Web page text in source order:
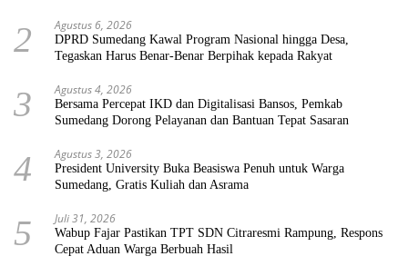
2 Agustus 6, 2026
DPRD Sumedang Kawal Program Nasional hingga Desa,
Tegaskan Harus Benar-Benar Berpihak kepada Rakyat
3 Agustus 4, 2026
Bersama Percepat IKD dan Digitalisasi Bansos, Pemkab
Sumedang Dorong Pelayanan dan Bantuan Tepat Sasaran
4 Agustus 3, 2026
President University Buka Beasiswa Penuh untuk Warga
Sumedang, Gratis Kuliah dan Asrama
5 Juli 31, 2026
Wabup Fajar Pastikan TPT SDN Citraresmi Rampung, Respons
Cepat Aduan Warga Berbuah Hasil